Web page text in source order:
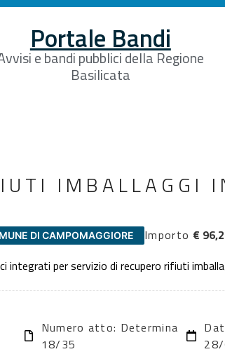
Portale Bandi
e bandi pubblici della Regione
Basilicata
IMBALLAGGI
DI CAMPOMAGGIORE Importo €
integrati per servizio di recupero rifiuti
Numero atto: Determina
18/35